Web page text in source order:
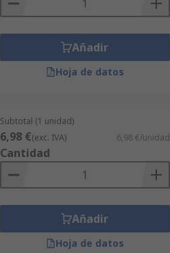
Añadir
Hoja de datos
Subtotal (1 unidad)
6,98 €(exc. IVA) 6,98 €/unidad
Cantidad
Añadir
Hoja de datos